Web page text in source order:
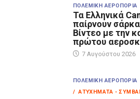
ΠΟΛΕΜΙΚΉ ΑΕΡΟΠΟΡΊΑ
Τα Eλληνικά
παίρνουν
Βίντεο με την
πρώτου
7 Αυγούστου 2026
ΠΟΛΕΜΙΚΉ ΑΕΡΟΠΟΡΊΑ
/ ΑΤΥΧΉΜΑΤΑ -